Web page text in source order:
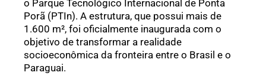
o Parque Tecnológico Internacional de Ponta
Porã (PTIn). A estrutura, que possui mais de
1.600 m², foi oficialmente inaugurada com o
objetivo de transformar a realidade
socioeconômica da fronteira entre o Brasil e o
Paraguai.